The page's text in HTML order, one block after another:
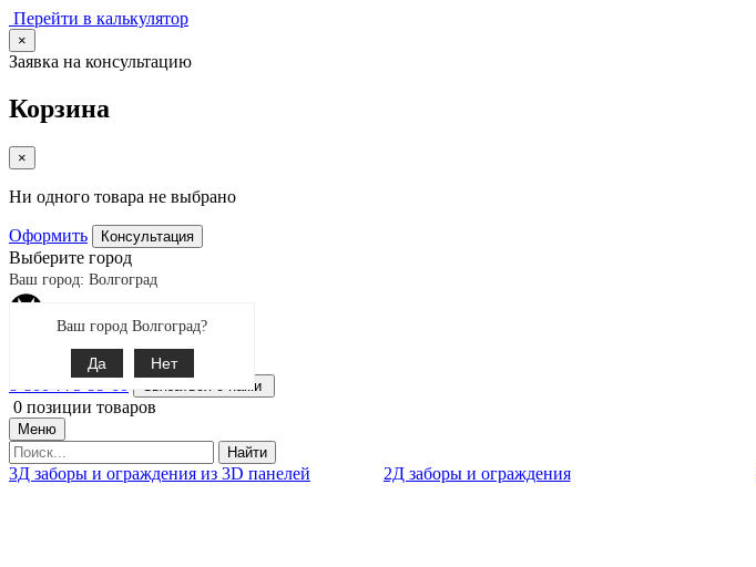
Перейти в калькулятор
×
Заявка на консультацию
Корзина
×
Ни одного товара не выбрано
Оформить Консультация
Выберите город
Ваш город: Волгоград
Ваш город Волгоград?
Да Нет
Связаться с нами
0 позиции товаров
Меню
Найти
3Д заборы и ограждения из 3D панелей 2Д заборы и ограждения